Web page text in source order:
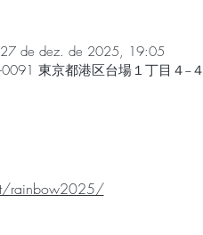
de dez. de 2025, 19:05
東京都港区台場１丁目４−４
rainbow2025/